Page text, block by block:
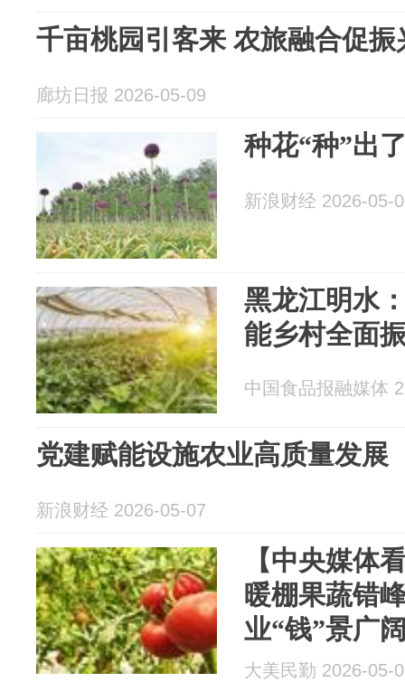
千亩桃园引客来 农旅融合促振
廊坊日报 2026-05-09
种花“种”出
新浪财经 2026-05-
黑龙江明水
能乡村全面
中国食品报融媒体
党建赋能设施农业高质量发展
新浪财经 2026-05-07
【中央媒体
暖棚果蔬错
业“钱”景广
大美民勤 2026-05-